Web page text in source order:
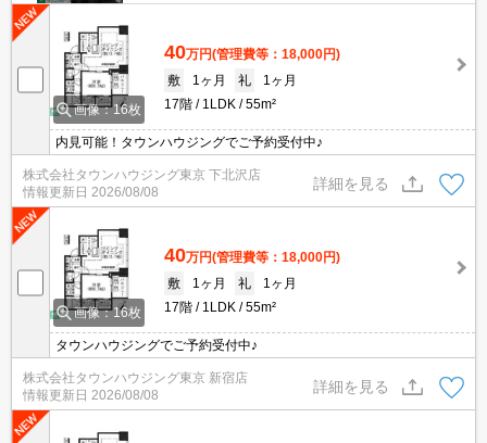
画像：16枚
40万円(管理費等：18,000円)
敷
1ヶ月 礼
1ヶ月
17階
1LDK 55m²
内見可能！タウンハウジングでご予約受付中♪
株式会社タウンハウジング東京 下北沢店
情報更新日 2026/08/08
詳細を見る
画像：16枚
40万円(管理費等：18,000円)
敷
1ヶ月 礼
1ヶ月
17階
1LDK 55m²
タウンハウジングでご予約受付中♪
株式会社タウンハウジング東京 新宿店
情報更新日 2026/08/08
詳細を見る